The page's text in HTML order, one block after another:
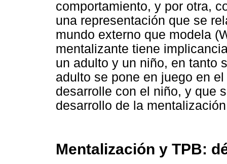
comportamiento, y por otra,
una representación que se
mundo externo que modela
mentalizante tiene
un adulto y un niño, en tanto
adulto se pone en juego en
desarrolle con el niño, y que
desarrollo de la
Mentalización y TPB: